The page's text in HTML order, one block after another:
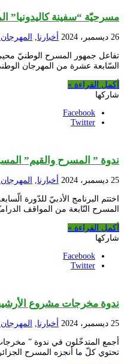
مسرحيّة “سفينة كاليدونيا”
26 ديسمبر، 2024 أخبارنا,
تفاعل جمهور المسرح الوطنيّ محيي
السّابعة عشرة من المهرجان
أكمل القراءة »
شاركها
Facebook
Twitter
ندوة ” المسرح والقيم”
25 ديسمبر، 2024 أخبارنا,
اختتم البرنامج الأدبيّ للدّورة
المسرح النّابعة من المواقف
أكمل القراءة »
شاركها
Facebook
Twitter
ندوة مخرجات مشروع
25 ديسمبر، 2024 أخبارنا,
أجمع المتدخّلون في ندوة ”
تحتوي كلّ ما أنجزه المسرح